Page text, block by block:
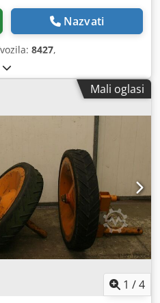
Nazvati
8427,
Mali oglasi
1 /4